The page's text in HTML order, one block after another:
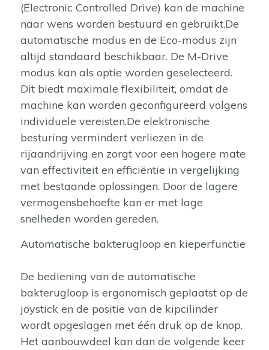
(Electronic Controlled Drive) kan de machine
naar wens worden bestuurd en gebruikt.De
automatische modus en de Eco-modus zijn
altijd standaard beschikbaar. De M-Drive
modus kan als optie worden geselecteerd.
Dit biedt maximale flexibiliteit, omdat de
machine kan worden geconfigureerd volgens
individuele vereisten.De elektronische
besturing vermindert verliezen in de
rijaandrijving en zorgt voor een hogere mate
van effectiviteit en efficiëntie in vergelijking
met bestaande oplossingen. Door de lagere
vermogensbehoefte kan er met lage
snelheden worden gereden.
Automatische bakterugloop en kieperfunctie
De bediening van de automatische
bakterugloop is ergonomisch geplaatst op de
joystick en de positie van de kipcilinder
wordt opgeslagen met één druk op de knop.
Het aanbouwdeel kan dan de volgende keer